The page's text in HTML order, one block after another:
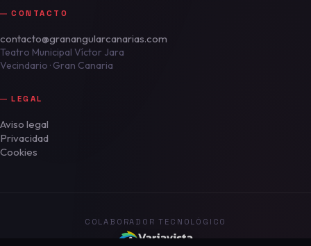
CONTACTO
contacto@granangularcanarias.com
Teatro Municipal Víctor Jara
Vecindario · Gran Canaria
LEGAL
Aviso legal
Privacidad
Cookies
COLABORADOR TECNOLÓGICO